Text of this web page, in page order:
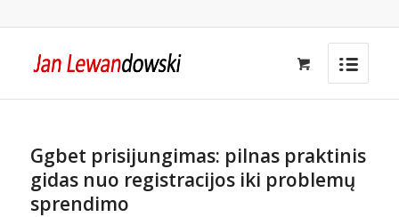
Ggbet prisijungimas: pilnas praktinis
gidas nuo registracijos iki problemų
sprendimo